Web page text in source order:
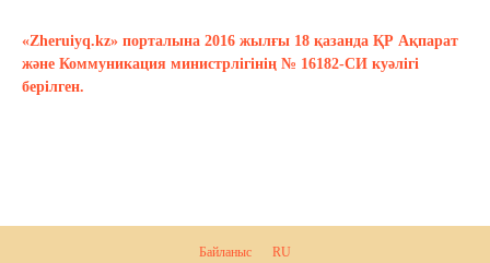
«Zheruiyq.kz» порталына 2016 жылғы 18 қазанда ҚР Ақпарат
және Коммуникация министрлігінің № 16182-СИ куәлігі
берілген.
Байланыс RU